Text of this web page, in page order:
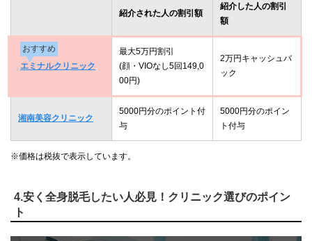
紹介された人の割引額
紹介した人の割引
額
おすすめ
エミナルクリニック
最大5万円割引
(顔・VIOなし5回149,0
00円)
2万円キャッシュバ
ック
湘南美容クリニック
5000円分のポイント付
与
5000円分のポイン
ト付与
※価格は税抜で表示しています。
4.安く全身脱毛したい人必見！クリニック選びのポイン
ト